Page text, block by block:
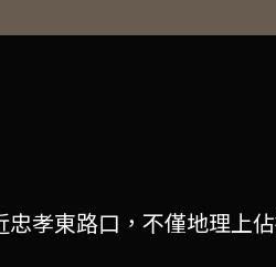
孝東路口，不僅地理上